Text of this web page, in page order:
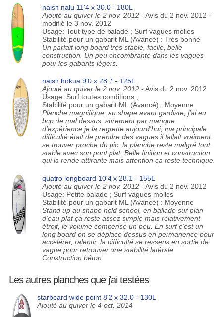
naish nalu 11'4 x 30.0 - 180L
Ajouté au quiver le 2 nov. 2012 - Avis du 2 nov. 2012 -
modifié le 3 nov. 2012
Usage: Tout type de balade ; Surf vagues molles
Stabilité pour un gabarit ML (Avancé) : Très bonne
Un parfait long board très stable, facile, belle
construction. Un peu encombrante dans les vagues
pour les gabarits légers.
naish hokua 9'0 x 28.7 - 125L
Ajouté au quiver le 2 nov. 2012 - Avis du 2 nov. 2012
Usage: Surf toutes conditions ;
Stabilité pour un gabarit ML (Avancé) : Moyenne
Planche magnifique, au shape avant gardiste, j'ai eu
bcp de mal dessus, sûrement par manque
d'expérience je la regrette aujourd'hui, ma principale
difficulté était de prendre des vagues il fallait vraiment
se trouver proche du pic, la planche reste malgré tout
stable avec son pont plat. Belle finition et construction
qui la rende attirante mais attention ça reste technique.
quatro longboard 10'4 x 28.1 - 155L
Ajouté au quiver le 2 nov. 2012 - Avis du 2 nov. 2012
Usage: Petite balade ; Surf vagues molles
Stabilité pour un gabarit ML (Avancé) : Moyenne
Stand up au shape hold school, en ballade sur plan
d'eau plat ça reste assez simple mais relativement
étroit, le volume compense un peu. En surf c'est un
long board on se déplace dessus en permanence pour
accélérer, ralentir, la difficulté se ressens en sortie de
vague pour retrouver une stabilité latérale.
Construction béton.
Les autres planches que j'ai testées
starboard wide point 8'2 x 32.0 - 130L
Ajouté au quiver le 4 oct. 2014